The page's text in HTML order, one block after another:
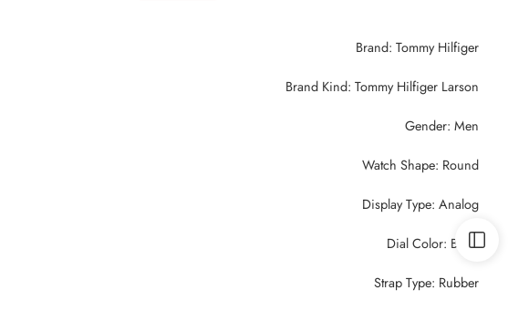
Brand: Tommy Hilfiger
Brand Kind: Tommy Hilfiger Larson
Gender: Men
Watch Shape: Round
Display Type: Analog
Dial Color: Black
Strap Type: Rubber